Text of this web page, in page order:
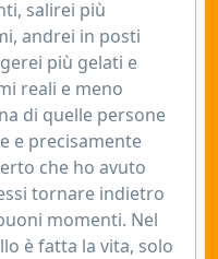
salirei più
andrei in posti
più gelati e
reali e meno
di quelle persone
e precisamente
che ho avuto
tornare indietro
momenti. Nel
è fatta la vita, solo